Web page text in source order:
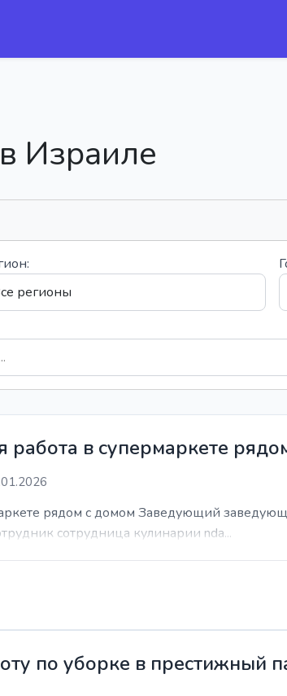
Израиле
в супермаркете
рядом с домом Заведующий
сотрудница кулинарии nda...
по уборке в престижный